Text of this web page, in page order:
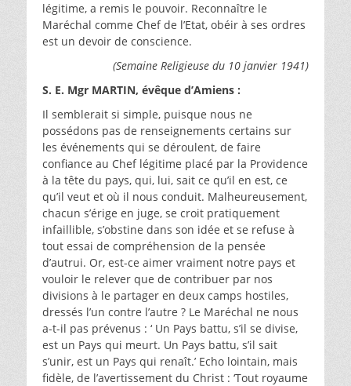
légitime, a remis le pouvoir. Reconnaître le
Maréchal comme Chef de l’Etat, obéir à ses ordres
est un devoir de conscience.
(Semaine Religieuse du 10 janvier 1941)
S. E. Mgr MARTIN, évêque d’Amiens :
Il semblerait si simple, puisque nous ne
possédons pas de renseignements certains sur
les événements qui se déroulent, de faire
confiance au Chef légitime placé par la Providence
à la tête du pays, qui, lui, sait ce qu’il en est, ce
qu’il veut et où il nous conduit. Malheureusement,
chacun s’érige en juge, se croit pratiquement
infaillible, s’obstine dans son idée et se refuse à
tout essai de compréhension de la pensée
d’autrui. Or, est-ce aimer vraiment notre pays et
vouloir le relever que de contribuer par nos
divisions à le partager en deux camps hostiles,
dressés l’un contre l’autre ? Le Maréchal ne nous
a-t-il pas prévenus : ‘ Un Pays battu, s’il se divise,
est un Pays qui meurt. Un Pays battu, s’il sait
s’unir, est un Pays qui renaît.’ Echo lointain, mais
fidèle, de l’avertissement du Christ : ‘Tout royaume